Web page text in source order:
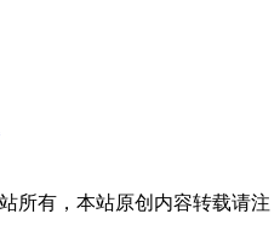
所有，本站原创内容转载请注